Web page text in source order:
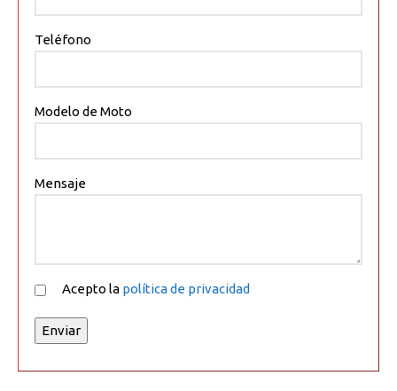
Teléfono
Modelo de Moto
Mensaje
Acepto la política de privacidad